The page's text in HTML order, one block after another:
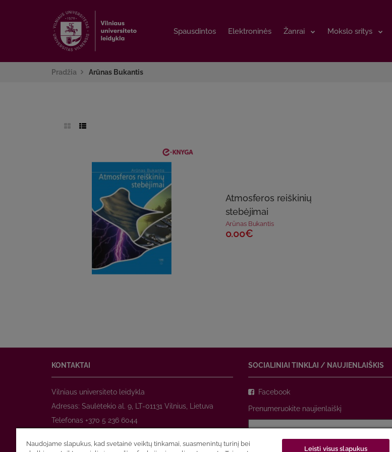
Spausdintos Elektroninės Žanrai Mokslo sritys
Spausdintos Elektroninės Žanrai Mokslo sritys
Pradžia Arūnas Bukantis
Atmosferos reiškinių
stebėjimai
Arūnas Bukantis
0.00€
KONTAKTAI
Vilniaus universiteto leidykla
Adresas: Saulėtekio al. 9, LT-01131 Vilnius, Lietuva
Telefonas +370 5 236 6044
El. paštasprekyba@leidykla.vu.lt
SOCIALINIAI TINKLAI / NAUJIENLAIŠKIS
Facebook
Prenumeruokite naujienlaiškį
Naudojame slapukus, kad svetainė veiktų tinkamai, suasmenintų turinį bei
Leisti visus slapukus